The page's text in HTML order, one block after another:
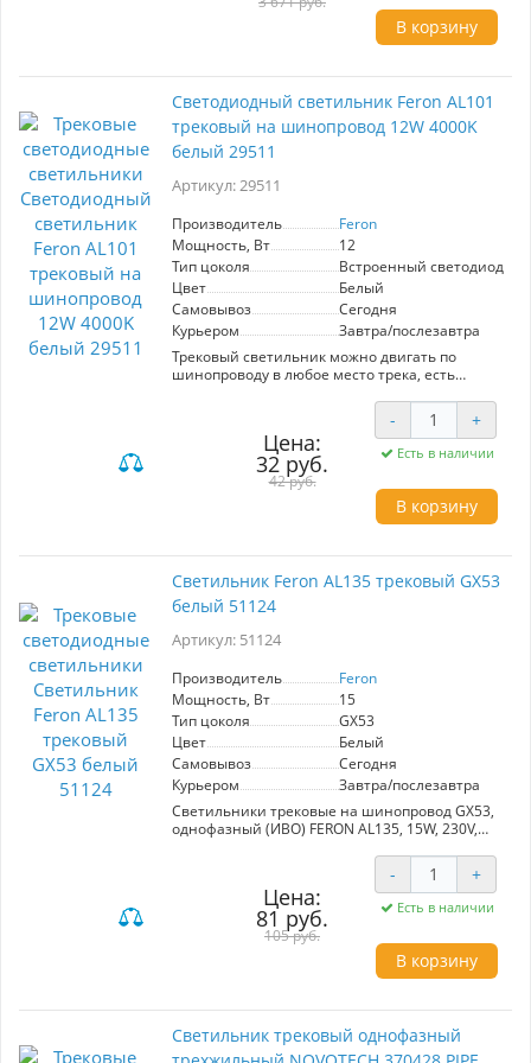
освещения в зависимости от перестановок в
- Простой монтаж и надежная фиксация
- Однофазные трековые системы в качестве
источника света используется Встроенные
однофазный (ДПО) FERON AL105, 40W, 4000К
(белый), 170-265V, 3600Lm, угол освещения 35°,
цвет белый, корпус алюминий, рассеиватель
поликарбонат, вращение →360°/↓270°,
100*148*200 мм
В корзину
Светодиодный светильник Feron AL101
трековый на шинопровод 12W 4000K
белый 29511
Артикул: 29511
Производитель
Feron
Мощность, Вт
12
Тип цоколя
Встроенный светодиод
Цвет
Белый
Самовывоз
Сегодня
Курьером
Завтра/послезавтра
Трековый светильник можно двигать по
шинопроводу в любое место трека, есть
создавать зоналное освещение. Подходит для
основного и декоративного освещения.
Модель AL101 от производителя Feron с
цветом корпуса Белый подходят для
следующего типа трекового освещения
- Однофазные трековые системы в качестве
источника света используется Встроенные
качественное освещение в любом интерьере
однофазный (ДПО) FERON AL101, 12W, 4000К
(белый), 170-265V, 1080Lm, цвет белый, корпус
вращение →360°/↓90°, 76*95*145 мм
Цена:
32 руб.
42 руб.
- +
Есть в наличии
В корзину
Светильник Feron AL135 трековый GX53
белый 51124
Артикул: 51124
Производитель
Feron
Мощность, Вт
15
Тип цоколя
GX53
Цвет
Белый
Самовывоз
Сегодня
Курьером
Завтра/послезавтра
Светильники трековые на шинопровод GX53,
однофазный (ИВО) FERON AL135, 15W, 230V,
Цена:
81 руб.
105 руб.
- +
Есть в наличии
В корзину
Светильник трековый однофазный